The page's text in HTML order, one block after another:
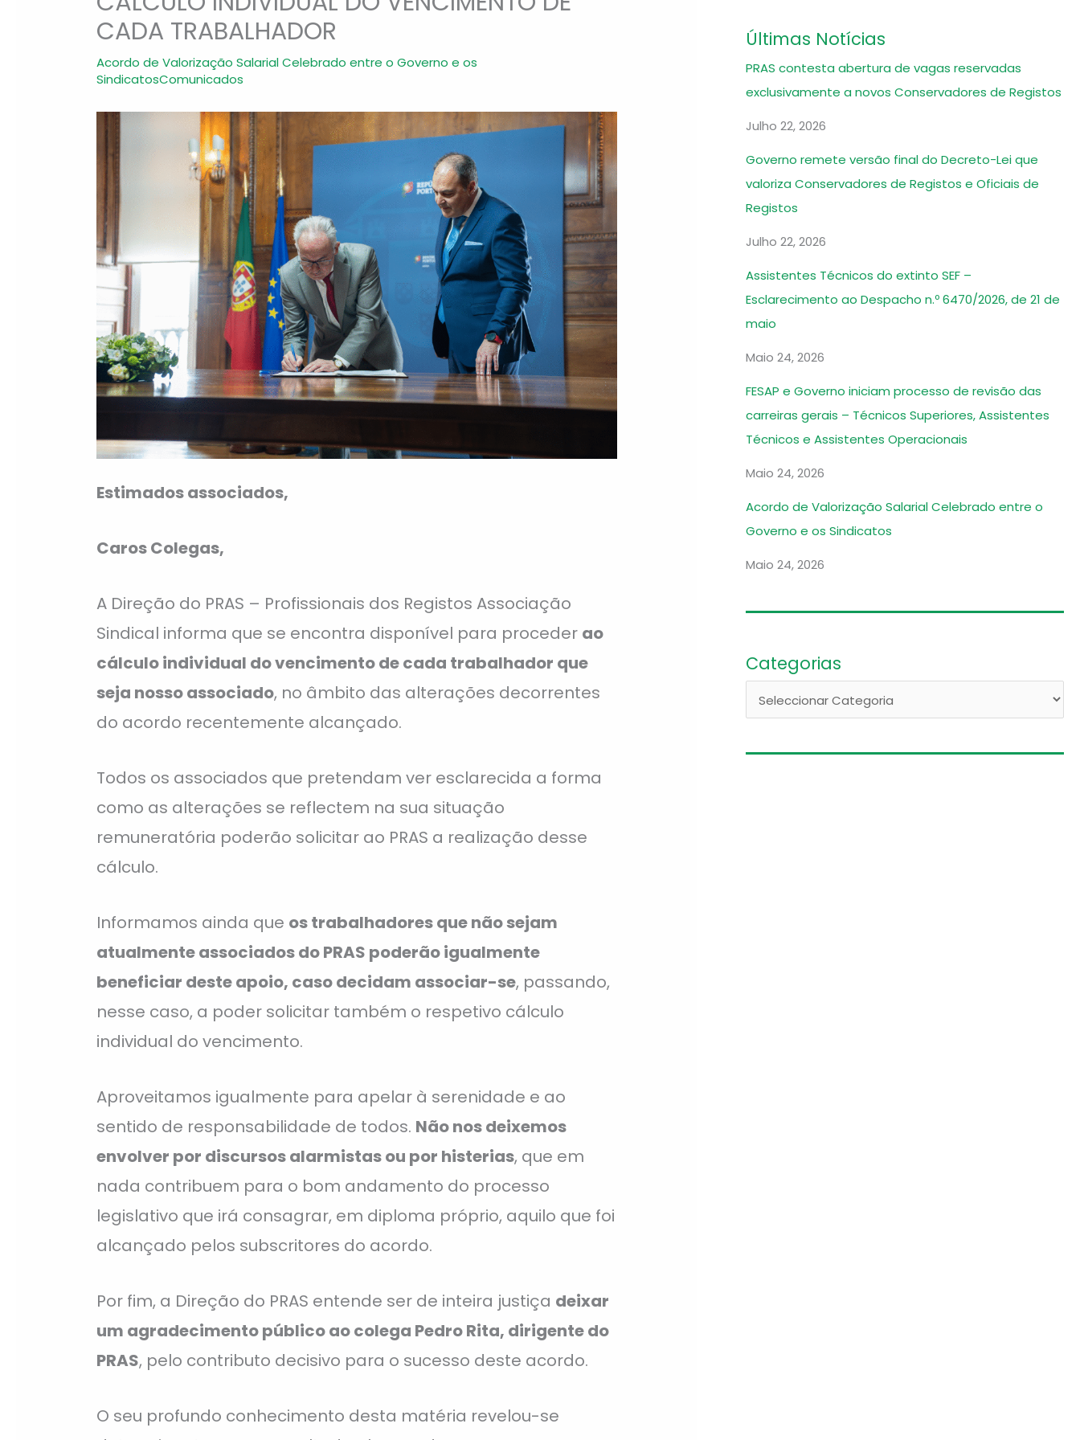
CADA TRABALHADOR
Acordo de Valorização Salarial Celebrado entre o Governo e os
SindicatosComunicados
Estimados associados,
Caros Colegas,
A Direção do PRAS – Profissionais dos Registos Associação
Sindical informa que se encontra disponível para proceder ao
cálculo individual do vencimento de cada trabalhador que
seja nosso associado, no âmbito das alterações decorrentes
do acordo recentemente alcançado.
Todos os associados que pretendam ver esclarecida a forma
como as alterações se reflectem na sua situação
remuneratória poderão solicitar ao PRAS a realização desse
cálculo.
Informamos ainda que os trabalhadores que não sejam
atualmente associados do PRAS poderão igualmente
beneficiar deste apoio, caso decidam associar-se, passando,
nesse caso, a poder solicitar também o respetivo cálculo
individual do vencimento.
Aproveitamos igualmente para apelar à serenidade e ao
sentido de responsabilidade de todos. Não nos deixemos
envolver por discursos alarmistas ou por histerias, que em
nada contribuem para o bom andamento do processo
legislativo que irá consagrar, em diploma próprio, aquilo que foi
alcançado pelos subscritores do acordo.
Por fim, a Direção do PRAS entende ser de inteira justiça deixar
um agradecimento público ao colega Pedro Rita, dirigente do
PRAS, pelo contributo decisivo para o sucesso deste acordo.
O seu profundo conhecimento desta matéria revelou-se
Últimas Notícias
PRAS contesta abertura de vagas reservadas
exclusivamente a novos Conservadores de Registos
Julho 22, 2026
Governo remete versão final do Decreto-Lei que
valoriza Conservadores de Registos e Oficiais de
Registos
Julho 22, 2026
Assistentes Técnicos do extinto SEF –
Esclarecimento ao Despacho n.º 6470/2026, de 21 de
maio
Maio 24, 2026
FESAP e Governo iniciam processo de revisão das
carreiras gerais – Técnicos Superiores, Assistentes
Técnicos e Assistentes Operacionais
Maio 24, 2026
Acordo de Valorização Salarial Celebrado entre o
Governo e os Sindicatos
Maio 24, 2026
Categorias